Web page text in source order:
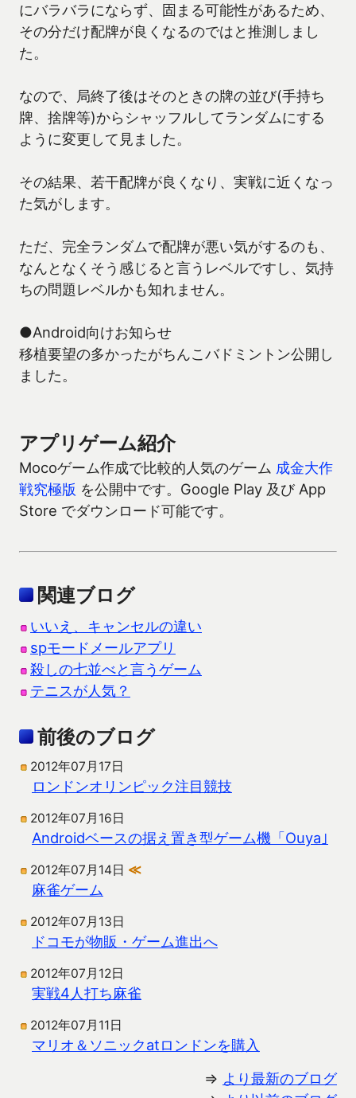
にバラバラにならず、固まる可能性があるため、
その分だけ配牌が良くなるのではと推測しまし
た。
なので、局終了後はそのときの牌の並び(手持ち
牌、捨牌等)からシャッフルしてランダムにする
ように変更して見ました。
その結果、若干配牌が良くなり、実戦に近くなっ
た気がします。
ただ、完全ランダムで配牌が悪い気がするのも、
なんとなくそう感じると言うレベルですし、気持
ちの問題レベルかも知れません。
●Android向けお知らせ
移植要望の多かったがちんこバドミントン公開し
ました。
アプリゲーム紹介
Mocoゲーム作成で比較的人気のゲーム 成金大作
戦究極版 を公開中です。Google Play 及び App
Store でダウンロード可能です。
関連ブログ
いいえ、キャンセルの違い
spモードメールアプリ
殺しの七並べと言うゲーム
テニスが人気？
前後のブログ
2012年07月17日
ロンドンオリンピック注目競技
2012年07月16日
Androidベースの据え置き型ゲーム機「Ouya｣
2012年07月14日 ≪
麻雀ゲーム
2012年07月13日
ドコモが物販・ゲーム進出へ
2012年07月12日
実戦4人打ち麻雀
2012年07月11日
マリオ＆ソニックatロンドンを購入
⇒ より最新のブログ